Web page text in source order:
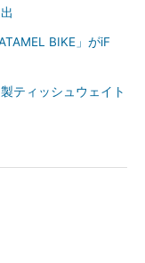
BIKE」がiF
ティッシュウェイト